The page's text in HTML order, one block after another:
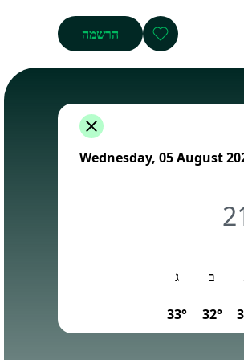
הרשמה
Wednesday, 05 August
ב
32°
ג
33°